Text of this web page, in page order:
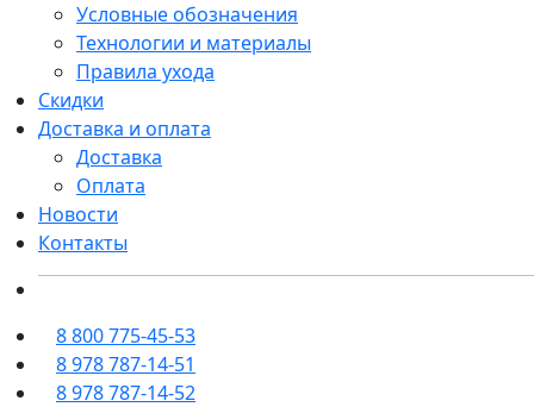
Условные обозначения
Технологии и материалы
Правила ухода
Скидки
Доставка и оплата
Доставка
Оплата
Новости
Контакты
8 800 775-45-53
8 978 787-14-51
8 978 787-14-52